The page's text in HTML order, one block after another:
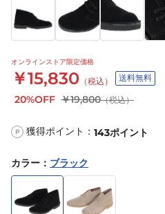
オンラインストア限定価格
￥15,830 （税込） 送料無料
20%OFF ￥19,800（税込）
P 獲得ポイント： 143ポイント
カラー ： ブラック